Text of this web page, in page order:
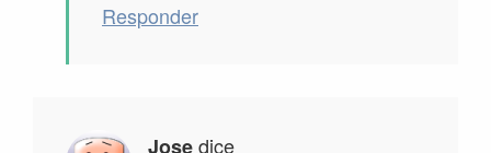
Responder
Josedice